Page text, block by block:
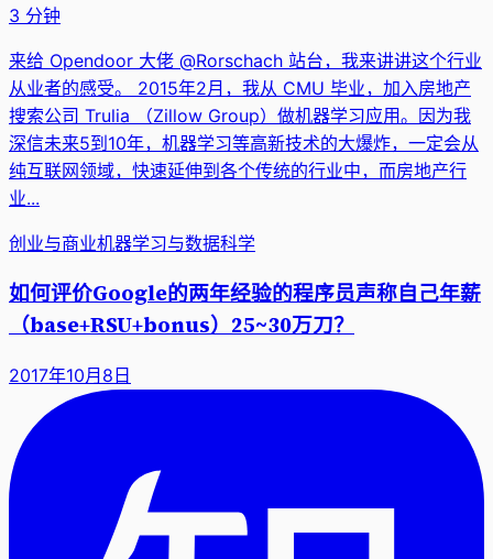
3 分钟
来给 Opendoor 大佬 @Rorschach 站台，我来讲讲这个行业
从业者的感受。 2015年2月，我从 CMU 毕业，加入房地产
搜索公司 Trulia （Zillow Group）做机器学习应用。因为我
深信未来5到10年，机器学习等高新技术的大爆炸，一定会从
纯互联网领域，快速延伸到各个传统的行业中，而房地产行
业...
创业与商业机器学习与数据科学
如何评价Google的两年经验的程序员声称自己年薪
（base+RSU+bonus）25~30万刀？
2017年10月8日